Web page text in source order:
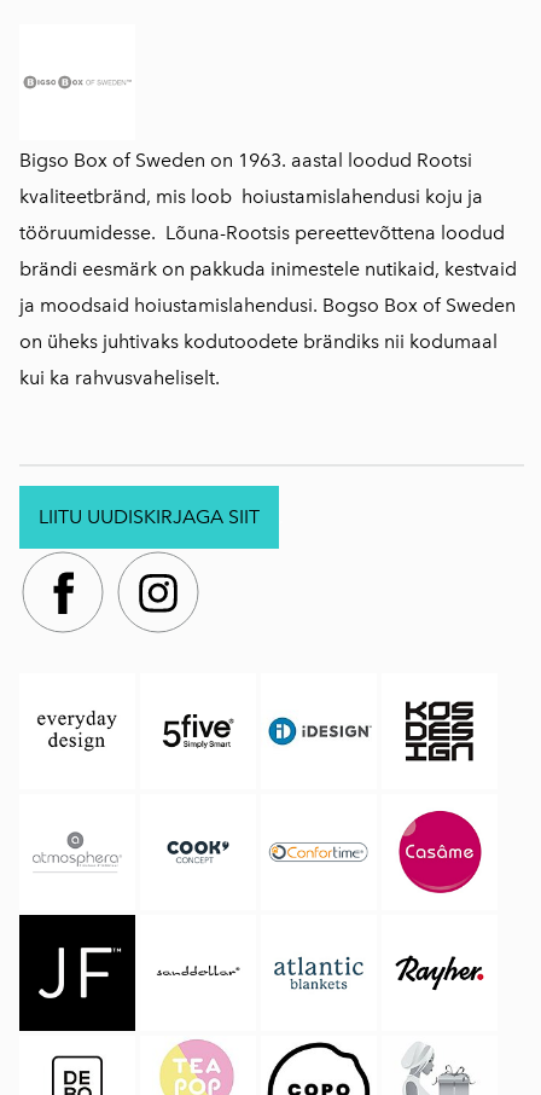
Bigso Box of Sweden on 1963. aastal loodud Rootsi
kvaliteetbränd, mis loob hoiustamislahendusi koju ja
tööruumidesse. Lõuna-Rootsis pereettevõttena loodud
brändi eesmärk on pakkuda inimestele nutikaid, kestvaid
ja moodsaid hoiustamislahendusi. Bogso Box of Sweden
on üheks juhtivaks kodutoodete brändiks nii kodumaal
kui ka rahvusvaheliselt.
LIITU UUDISKIRJAGA SIIT